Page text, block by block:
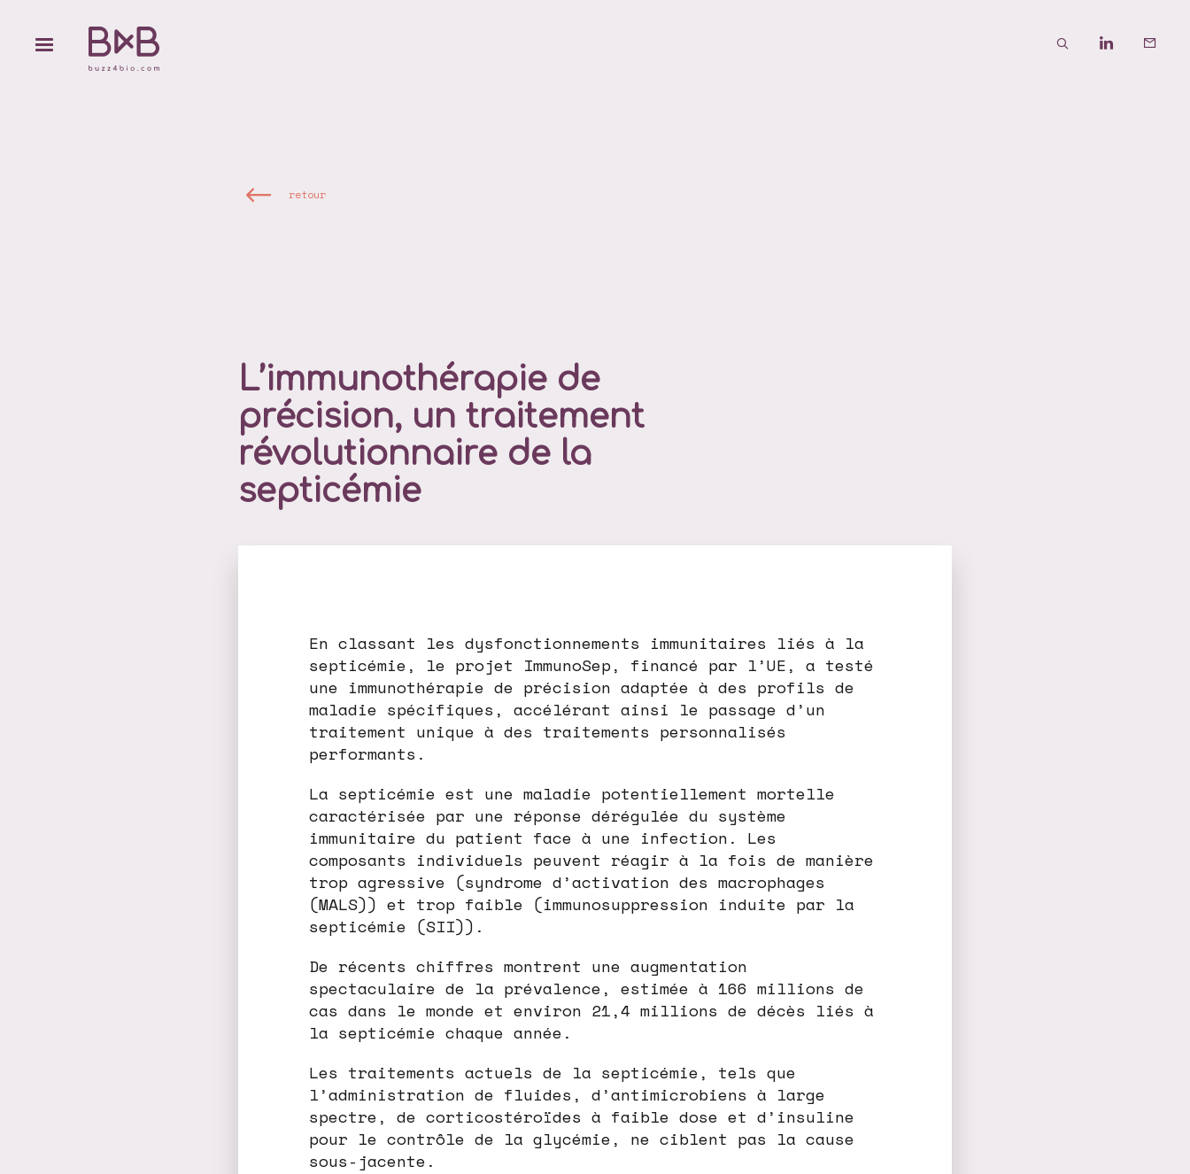
retour
L’immunothérapie de
précision, un traitement
révolutionnaire de la
septicémie
En classant les dysfonctionnements immunitaires liés à la
septicémie, le projet ImmunoSep, financé par l’UE, a testé
une immunothérapie de précision adaptée à des profils de
maladie spécifiques, accélérant ainsi le passage d’un
traitement unique à des traitements personnalisés
performants.
La septicémie est une maladie potentiellement mortelle
caractérisée par une réponse dérégulée du système
immunitaire du patient face à une infection. Les
composants individuels peuvent réagir à la fois de manière
trop agressive (syndrome d’activation des macrophages
(MALS)) et trop faible (immunosuppression induite par la
septicémie (SII)).
De récents chiffres montrent une augmentation
spectaculaire de la prévalence, estimée à 166 millions de
cas dans le monde et environ 21,4 millions de décès liés à
la septicémie chaque année.
Les traitements actuels de la septicémie, tels que
l’administration de fluides, d’antimicrobiens à large
spectre, de corticostéroïdes à faible dose et d’insuline
pour le contrôle de la glycémie, ne ciblent pas la cause
sous-jacente.